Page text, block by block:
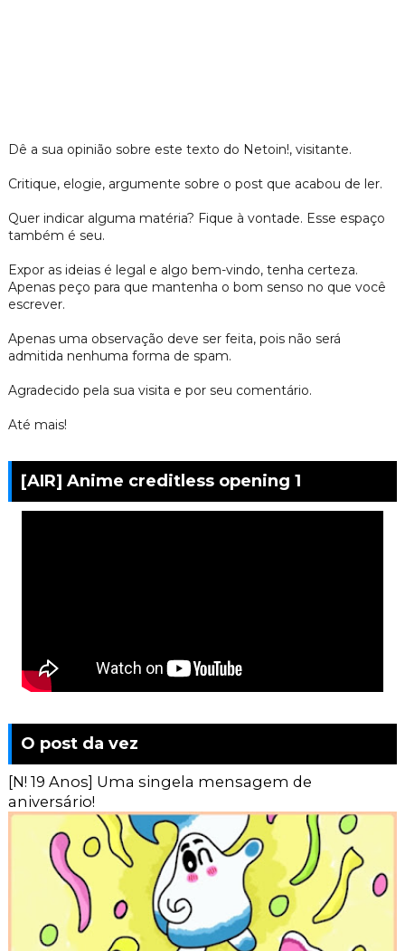
Dê a sua opinião sobre este texto do Netoin!, visitante.
Critique, elogie, argumente sobre o post que acabou de ler.
Quer indicar alguma matéria? Fique à vontade. Esse espaço
também é seu.
Expor as ideias é legal e algo bem-vindo, tenha certeza.
Apenas peço para que mantenha o bom senso no que você
escrever.
Apenas uma observação deve ser feita, pois não será
admitida nenhuma forma de spam.
Agradecido pela sua visita e por seu comentário.
Até mais!
[AIR] Anime creditless opening 1
O post da vez
[N! 19 Anos] Uma singela mensagem de
aniversário!